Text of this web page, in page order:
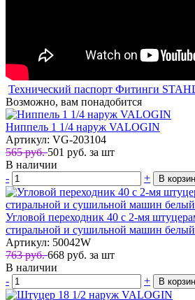
Технический паспорт Фитинги
Возможно, вам понадобится
Ниппель 1 1/4 наруж VALOGIN
Артикул: VG-203104
565 руб.501 руб. за шт
В наличии
-
+ В
Угловой переходник 40 с 2-мя
стиральной и сушильной машин
Артикул: 50042W
763 руб.668 руб. за шт
В наличии
-
+ В